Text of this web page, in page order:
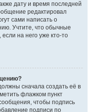
дату и время последней
редактировал
сами написать о
Учтите, что обычные
на него уже кто-то
сначала создать её в
флажком пункт
чтобы подпись
подписи по